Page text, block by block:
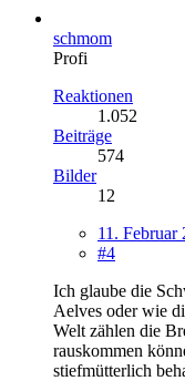
schmom
Profi
Reaktionen
1.052
Beiträge
574
Bilder
12
11. Februar
#4
Ich glaube die
Aelves oder wie
Welt zählen die
rauskommen
stiefmütterlich